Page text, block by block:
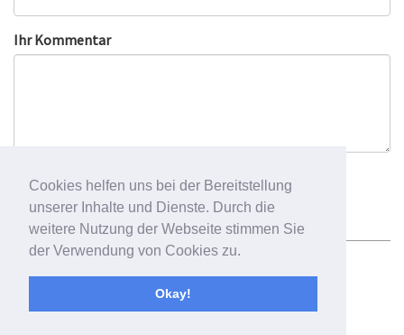
Cookies helfen uns bei der Bereitstellung
unserer Inhalte und Dienste. Durch die
weitere Nutzung der Webseite stimmen Sie
der Verwendung von Cookies zu.
Okay!
Ihr Kommentar
Impressum